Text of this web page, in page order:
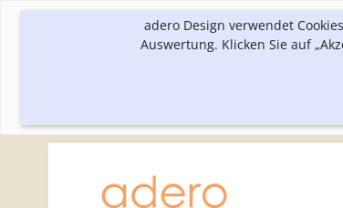
adero Design verwendet
Auswertung. Klicken Sie auf